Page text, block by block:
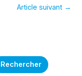
Article suivant →
Rechercher